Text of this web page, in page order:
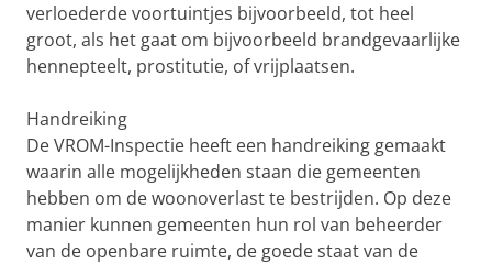
verloederde voortuintjes bijvoorbeeld, tot heel
groot, als het gaat om bijvoorbeeld brandgevaarlijke
hennepteelt, prostitutie, of vrijplaatsen.
Handreiking
De VROM-Inspectie heeft een handreiking gemaakt
waarin alle mogelijkheden staan die gemeenten
hebben om de woonoverlast te bestrijden. Op deze
manier kunnen gemeenten hun rol van beheerder
van de openbare ruimte, de goede staat van de